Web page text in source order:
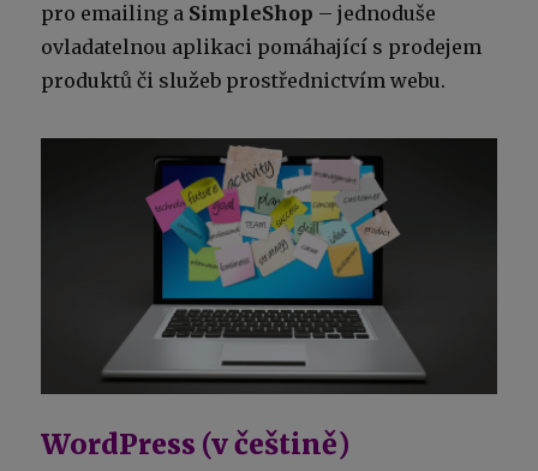
pro emailing a SimpleShop – jednoduše
ovladatelnou aplikaci pomáhající s prodejem
produktů či služeb prostřednictvím webu.
WordPress (v češtině)